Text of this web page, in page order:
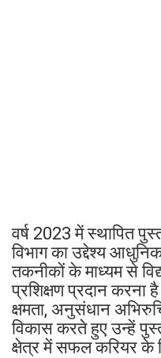
वर्ष 2023 में स्थापित
विभाग का उद्देश्य
तकनीकों के माध्यम से
प्रशिक्षण प्रदान करना
क्षमता, अनुसंधान
विकास करते हुए उन्हें
क्षेत्र में सफल करियर के